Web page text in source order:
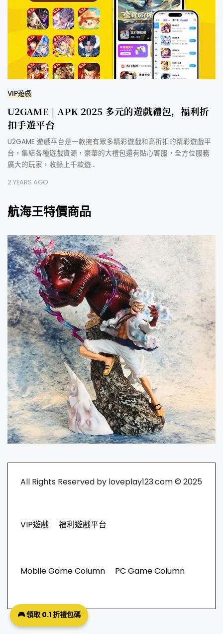
VIP遊戲
U2GAME | APK 2025 多元的遊戲禮包，福利折
扣手遊平台
U2GAME 遊戲平台是一款擁有眾多精彩遊戲和高折扣的精彩遊戲平
台，集結各種遊戲資源，豪華的大禮包還有貼心客服，全方位服務
廣大的玩家，收錄上千款遊…
2 YEARS AGO
航海王特價商品
All Rights Reserved by loveplay123.com © 2025
VIP遊戲 福利遊戲平台
Mobile Game Column PC Game Column
🎮 領取 0.1 折禮包碼